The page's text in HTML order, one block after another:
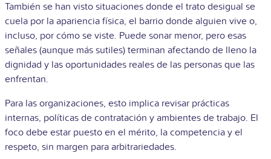
También se han visto situaciones donde el trato desigual se
cuela por la apariencia física, el barrio donde alguien vive o,
incluso, por cómo se viste. Puede sonar menor, pero esas
señales (aunque más sutiles) terminan afectando de lleno la
dignidad y las oportunidades reales de las personas que las
enfrentan.
Para las organizaciones, esto implica revisar prácticas
internas, políticas de contratación y ambientes de trabajo. El
foco debe estar puesto en el mérito, la competencia y el
respeto, sin margen para arbitrariedades.